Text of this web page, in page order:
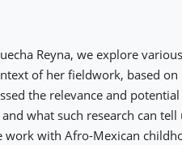
Reyna, we explore
of her fieldwork, based
the relevance and
what such research can
work with Afro-Mexican